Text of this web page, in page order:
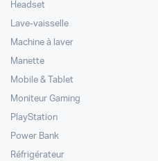
Headset
Lave-vaisselle
Machine à laver
Manette
Mobile & Tablet
Moniteur Gaming
PlayStation
Power Bank
Réfrigérateur